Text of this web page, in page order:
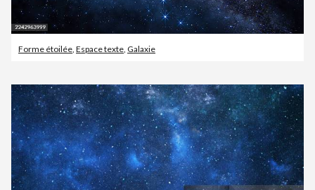
Forme étoilée Espace texte Galaxie